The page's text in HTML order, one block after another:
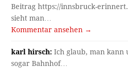
Beitrag https://innsbruck-
sieht man…
Kommentar ansehen →
karl hirsch: Ich glaub, man kann
sogar Bahnhof…